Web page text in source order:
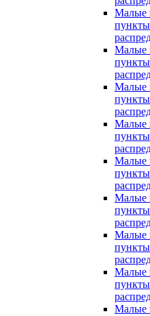
Малые
Малые
Малые
Малые
Малые
Малые
Малые
Малые
Малые